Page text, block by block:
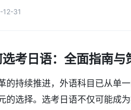
12-31
考日语：全面指南与
的持续推进，外语科目已从单
的选择。选考日语不仅可能成